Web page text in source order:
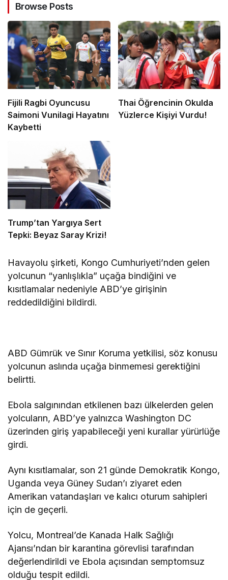
Browse Posts
Fijili Ragbi Oyuncusu
Saimoni Vunilagi Hayatını
Kaybetti
Thai Öğrencinin Okulda
Yüzlerce Kişiyi Vurdu!
Trump’tan Yargıya Sert
Tepki: Beyaz Saray Krizi!
Havayolu şirketi, Kongo Cumhuriyeti’nden gelen
yolcunun “yanlışlıkla” uçağa bindiğini ve
kısıtlamalar nedeniyle ABD’ye girişinin
reddedildiğini bildirdi.
ABD Gümrük ve Sınır Koruma yetkilisi, söz konusu
yolcunun aslında uçağa binmemesi gerektiğini
belirtti.
Ebola salgınından etkilenen bazı ülkelerden gelen
yolcuların, ABD’ye yalnızca Washington DC
üzerinden giriş yapabileceği yeni kurallar yürürlüğe
girdi.
Aynı kısıtlamalar, son 21 günde Demokratik Kongo,
Uganda veya Güney Sudan’ı ziyaret eden
Amerikan vatandaşları ve kalıcı oturum sahipleri
için de geçerli.
Yolcu, Montreal’de Kanada Halk Sağlığı
Ajansı’ndan bir karantina görevlisi tarafından
değerlendirildi ve Ebola açısından semptomsuz
olduğu tespit edildi.